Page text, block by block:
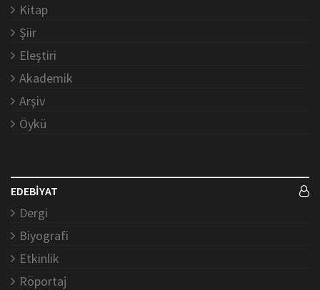
Kitap
Şiir
Eleştiri
Akademik
Arşiv
Öykü
EDEBİYAT
Dergi
Biyografi
Etkinlik
Röportaj